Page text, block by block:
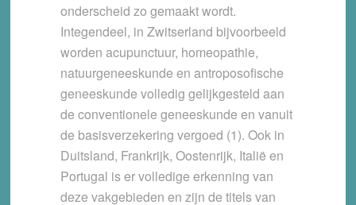
onderscheid zo gemaakt wordt.
Integendeel, in Zwitserland bijvoorbeeld
worden acupunctuur, homeopathie,
natuurgeneeskunde en antroposofische
geneeskunde volledig gelijkgesteld aan
de conventionele geneeskunde en vanuit
de basisverzekering vergoed (1). Ook in
Duitsland, Frankrijk, Oostenrijk, Italië en
Portugal is er volledige erkenning van
deze vakgebieden en zijn de titels van